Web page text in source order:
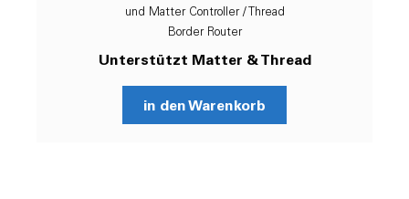
und Matter Controller / Thread
Border Router
Unterstützt Matter & Thread
in den Warenkorb